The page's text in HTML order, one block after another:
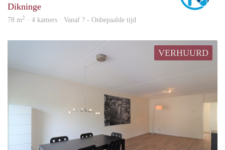
Dikninge
78 m2 · 4 kamers · Vanaf ? - Onbepaalde tijd
VERHUURD